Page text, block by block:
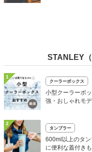
STANLEY
1
クーラーボックス
小型クーラーボ
強・おしゃれモ
2
タンブラー
600ml以上のタ
に便利な蓋付きも